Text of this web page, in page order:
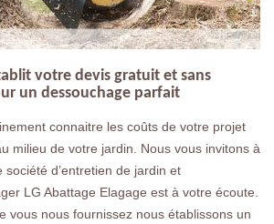
votre devis gratuit et sans
un dessouchage parfait
connaitre les coûts de votre projet
milieu de votre jardin. Nous vous invitons à
société d’entretien de jardin et
LG Abattage Elagage est à votre écoute.
vous nous fournissez nous établissons un